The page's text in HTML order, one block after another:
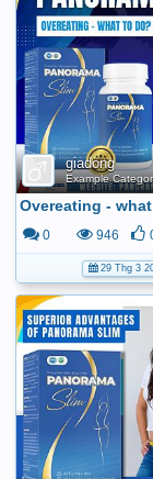
giadong
Example
Overeating -
0 946
29 Thg 3